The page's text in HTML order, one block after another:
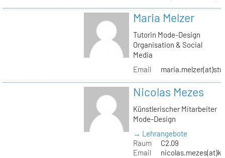
Maria Melzer
Tutorin Mode-Design
Organisation & Social
Media
Email
Nicolas Mezes
Künstlerischer Mitarbeiter
Mode-Design
→ Lehrangebote
Raum
C2.09
Email